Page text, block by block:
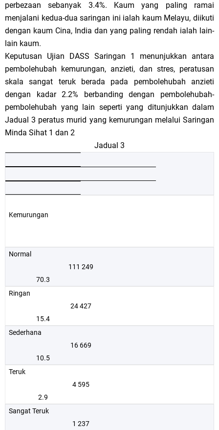
perbezaan sebanyak 3.4%. Kaum yang paling ramai
menjalani kedua-dua saringan ini ialah kaum Melayu, diikuti
dengan kaum Cina, India dan yang paling rendah ialah lain-
lain kaum.
Keputusan Ujian DASS Saringan 1 menunjukkan antara
pembolehubah kemurungan, anzieti, dan stres, peratusan
skala sangat teruk berada pada pembolehubah anzieti
dengan kadar 2.2% berbanding dengan pembolehubah-
pembolehubah yang lain seperti yang ditunjukkan dalam
Jadual 3 peratus murid yang kemurungan melalui Saringan
Minda Sihat 1 dan 2
Jadual 3
Kemurungan
Normal
111 249
70.3
Ringan
24 427
15.4
Sederhana
16 669
10.5
Teruk
4 595
2.9
Sangat Teruk
1 237